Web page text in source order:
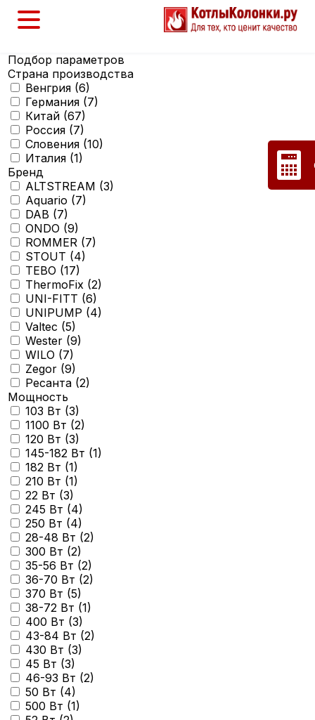
Подбор параметров
Страна производства
Венгрия (6)
Германия (7)
Китай (67)
Россия (7)
Словения (10)
Италия (1)
Бренд
ALTSTREAM (3)
Aquario (7)
DAB (7)
ONDO (9)
ROMMER (7)
STOUT (4)
TEBO (17)
ThermoFix (2)
UNI-FITT (6)
UNIPUMP (4)
Valtec (5)
Wester (9)
WILO (7)
Zegor (9)
Ресанта (2)
Мощность
103 Вт (3)
1100 Вт (2)
120 Вт (3)
145-182 Вт (1)
182 Вт (1)
210 Вт (1)
22 Вт (3)
245 Вт (4)
250 Вт (4)
28-48 Вт (2)
300 Вт (2)
35-56 Вт (2)
36-70 Вт (2)
370 Вт (5)
38-72 Вт (1)
400 Вт (3)
43-84 Вт (2)
430 Вт (3)
45 Вт (3)
46-93 Вт (2)
50 Вт (4)
500 Вт (1)